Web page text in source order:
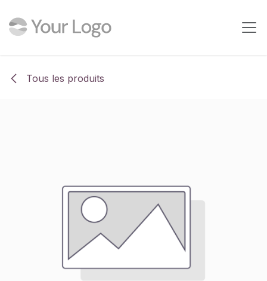
Tous les produits